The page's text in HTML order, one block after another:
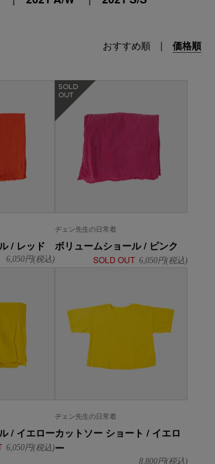
おすすめ順 | 価格順
/ レッド
6,050円(税込)
ヂェン先生の日常着
ボリュームショール / ピンク
SOLD OUT 6,050円(税込)
/ イエロー
6,050円(税込)
ヂェン先生の日常着
カットソー ショート / イエロ
ー
8,800円(税込)